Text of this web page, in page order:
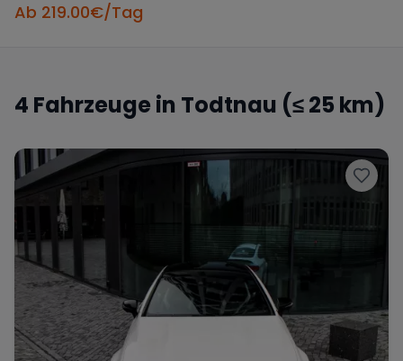
Porsche
McLaren Ford Jaguar
Zeitraum wählen
Ab 219.00€/Tag
4 Fahrzeuge in Todtnau (≤ 25 km)